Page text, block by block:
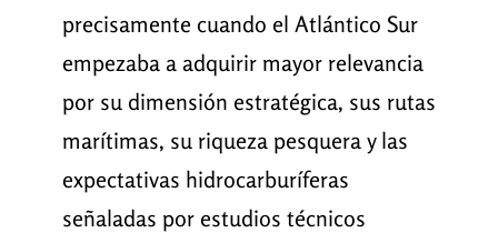
precisamente cuando el Atlántico Sur
empezaba a adquirir mayor relevancia
por su dimensión estratégica, sus rutas
marítimas, su riqueza pesquera y las
expectativas hidrocarburíferas
señaladas por estudios técnicos